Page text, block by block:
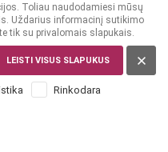
Toliau naudodamiesi mūsų
Uždarius informacinį sutikimo
tik su privalomais slapukais.
LEISTI VISUS SLAPUKUS
Rinkodara
Sternthaler
Christkindles Gluhwein
1 L
Dar nėra balsų, galite įvertinti
99